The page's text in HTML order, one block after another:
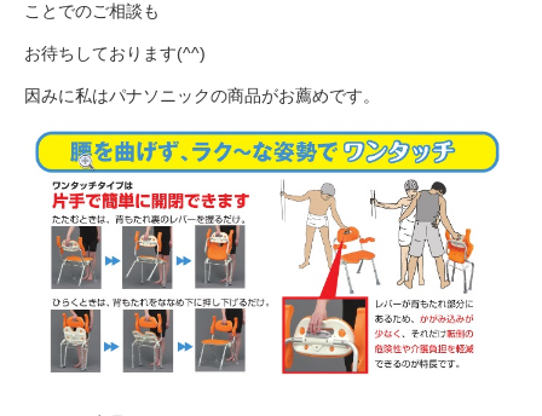
ことでのご相談も
お待ちしております(^^)
因みに私はパナソニックの商品がお薦めです。